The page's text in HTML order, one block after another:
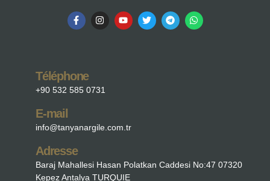
Téléphone
+90 532 585 0731
E-mail
info@tanyanargile.com.tr
Adresse
Baraj Mahallesi Hasan Polatkan Caddesi No:47 07320
Kepez Antalya TURQUIE